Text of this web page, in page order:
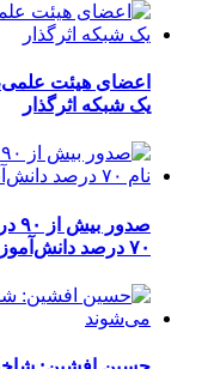
اعضای هیئت علمی،
یک شبکه‌ اثرگذار
۷۰ درصد دانش‌آموزان متوسطه اول